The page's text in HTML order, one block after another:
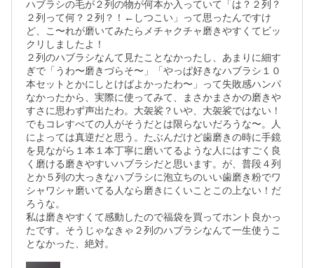
ハブラシの毛が２列の物が何本か入っていて「は？２列？
２列って何？２列？！←しつこい」って思ったんですけ
ど、こ〜れが磨いてみたらメチャクチャ磨きやすくてビッ
クリしましたよ！
２列のハブラシなんて見たことなかったし、あまりに細す
ぎで「うわ〜磨きづらそ〜」「やっぱ好きなハブラシ１０
本セットとかにしとけばよかったわ〜」って失敗感ハンパ
なかったから、実際に使ってみて、まさかまさかの磨きや
すさに思わず声出たわ。大袈裟？いや、大袈裟ではない！
でもコレすべての人がそうだとは限らないだろうな〜。人
によっては真逆だと思う。たぶんだけど歯磨きの時に手鏡
を見ながら１本１本丁寧に磨いてるような人にはすごく良
く磨ける磨きやすいハブラシだと思います。が、普段４列
とか５列の大っきなハブラシに泡立ちのいい歯磨き粉でワ
シャワシャ磨いてる人なら磨きにくいことこの上ない！だ
ろうな。
私は磨きやすくて感動したので福袋を買ってホント良かっ
たです。そうじゃなきゃ２列のハブラシなんて一生使うこ
となかった、絶対。